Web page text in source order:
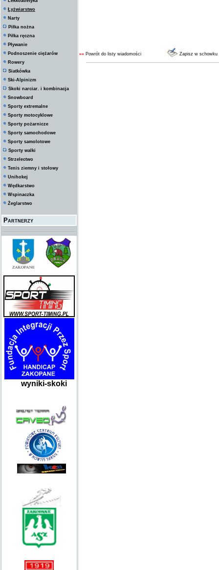
Łyżwiarstwo
Narty
Piłka nożna
Piłka ręczna
Pływanie
Podnoszenie ciężarów
Rowery
Siatkówka
Ski-Alpinizm
Skoki narciar. i kombinacja
Snowboard
Sporty extremalne
Sporty motocyklowe
Sporty pożarnicze
Sporty samochodowe
Sporty samolotowe
Sporty walki
Strzelectwo
Tenis ziemny i stołowy
Unihokej
Wędkarstwo
Wspinaczka
Żeglarstwo
Partnerzy
wyniki-skoki
«« Powrót do listy wiadomości Zapisz w schowku